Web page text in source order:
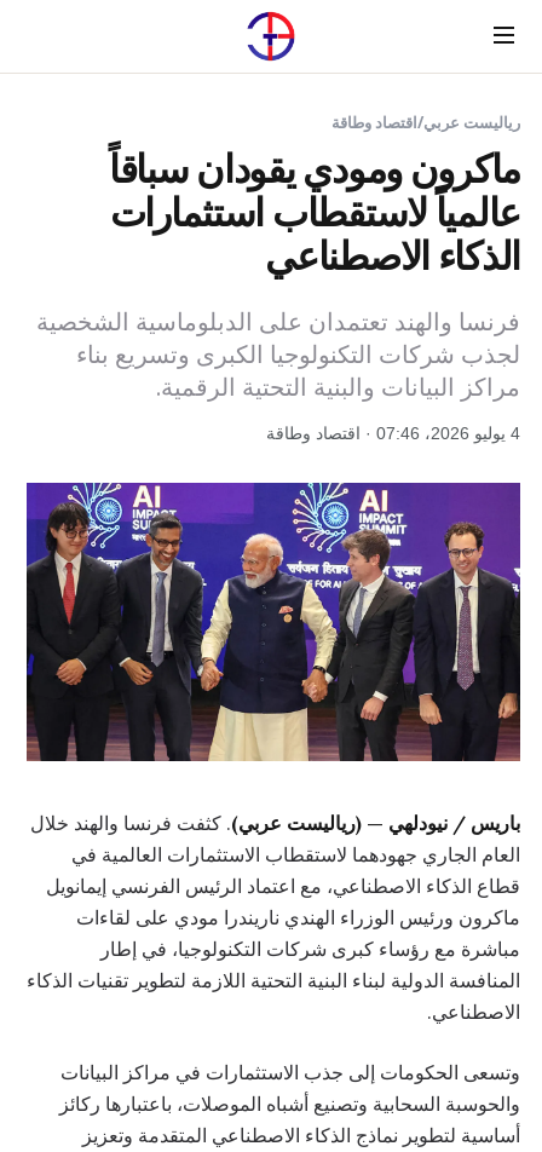
Menu
رياليست عربي/اقتصاد وطاقة
ماكرون ومودي يقودان سباقاً
عالمياً لاستقطاب استثمارات
الذكاء الاصطناعي
فرنسا والهند تعتمدان على الدبلوماسية الشخصية
لجذب شركات التكنولوجيا الكبرى وتسريع بناء
مراكز البيانات والبنية التحتية الرقمية.
4 يوليو 2026، 07:46 · اقتصاد وطاقة
باريس / نيودلهي — (رياليست عربي). كثفت فرنسا والهند خلال
العام الجاري جهودهما لاستقطاب الاستثمارات العالمية في
قطاع الذكاء الاصطناعي، مع اعتماد الرئيس الفرنسي إيمانويل
ماكرون ورئيس الوزراء الهندي ناريندرا مودي على لقاءات
مباشرة مع رؤساء كبرى شركات التكنولوجيا، في إطار
المنافسة الدولية لبناء البنية التحتية اللازمة لتطوير تقنيات الذكاء
الاصطناعي.
وتسعى الحكومات إلى جذب الاستثمارات في مراكز البيانات
والحوسبة السحابية وتصنيع أشباه الموصلات، باعتبارها ركائز
أساسية لتطوير نماذج الذكاء الاصطناعي المتقدمة وتعزيز